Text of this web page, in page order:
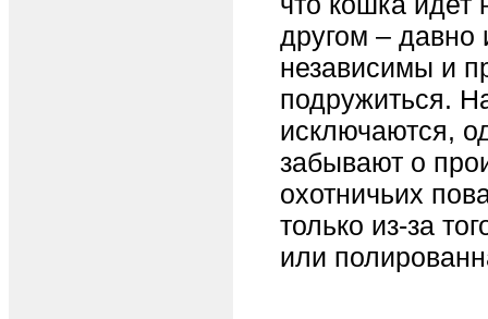
другом – давно
независимы и
подружиться.
исключаются,
забывают о
охотничьих
только из-за
или